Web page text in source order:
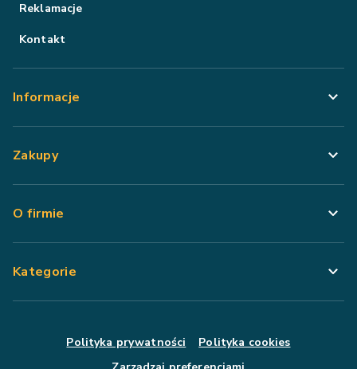
Reklamacje
Kontakt
Informacje
Zakupy
O firmie
Kategorie
Polityka prywatności
Polityka cookies